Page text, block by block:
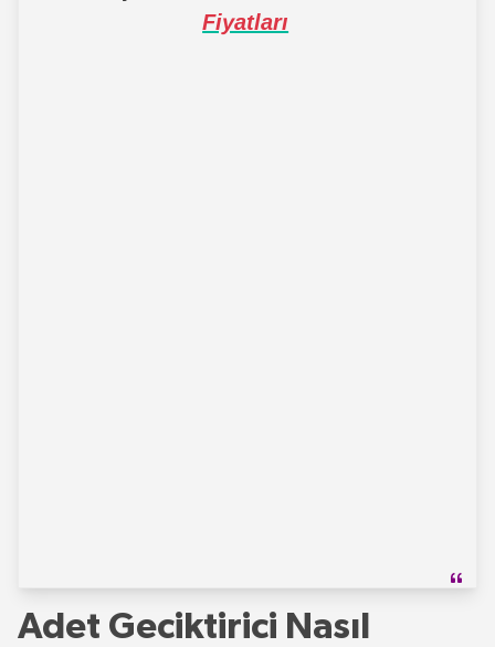
Fiyatları
Adet Geciktirici Nasıl